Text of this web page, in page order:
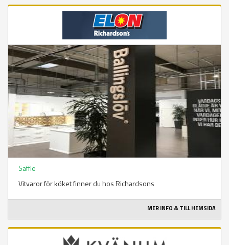
Säffle
Vitvaror för köket finner du hos Richardsons
MER INFO & TILL HEMSIDA